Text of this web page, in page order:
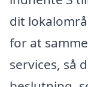
dit
for at
services, så